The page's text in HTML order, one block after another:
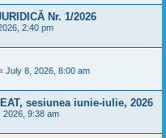
Nr. 1/2026
2:40 pm
July 8, 2026, 8:00 am
sesiunea iunie-iulie, 2026
2026, 9:38 am